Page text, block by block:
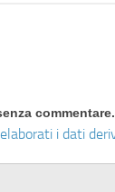
commentare.
i dati